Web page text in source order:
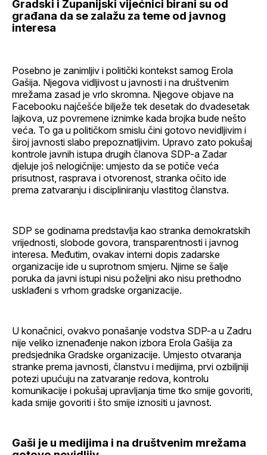
Gradski i Županijski vijećnici birani su od
građana da se zalažu za teme od javnog
interesa
Posebno je zanimljiv i politički kontekst samog Erola
Gašija. Njegova vidljivost u javnosti i na društvenim
mrežama zasad je vrlo skromna. Njegove objave na
Facebooku najčešće bilježe tek desetak do dvadesetak
lajkova, uz povremene iznimke kada brojka bude nešto
veća. To ga u političkom smislu čini gotovo nevidljivim i
široj javnosti slabo prepoznatljivim. Upravo zato pokušaj
kontrole javnih istupa drugih članova SDP-a Zadar
djeluje još nelogičnije: umjesto da se potiče veća
prisutnost, rasprava i otvorenost, stranka očito ide
prema zatvaranju i discipliniranju vlastitog članstva.
SDP se godinama predstavlja kao stranka demokratskih
vrijednosti, slobode govora, transparentnosti i javnog
interesa. Međutim, ovakav interni dopis zadarske
organizacije ide u suprotnom smjeru. Njime se šalje
poruka da javni istupi nisu poželjni ako nisu prethodno
usklađeni s vrhom gradske organizacije.
U konačnici, ovakvo ponašanje vodstva SDP-a u Zadru
nije veliko iznenađenje nakon izbora Erola Gašija za
predsjednika Gradske organizacije. Umjesto otvaranja
stranke prema javnosti, članstvu i medijima, prvi ozbiljniji
potezi upućuju na zatvaranje redova, kontrolu
komunikacije i pokušaj upravljanja time tko smije govoriti,
kada smije govoriti i što smije iznositi u javnost.
Gaši je u medijima i na društvenim mrežama